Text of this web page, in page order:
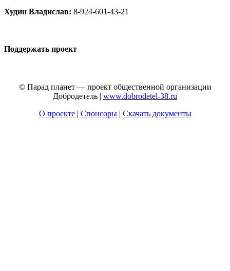
Худин Владислав: 8-924-601-43-21
Поддержать проект
© Парад планет — проект общественной организации
Добродетель | www.dobrodetel-38.ru
О проекте| Спонсоры| Скачать документы